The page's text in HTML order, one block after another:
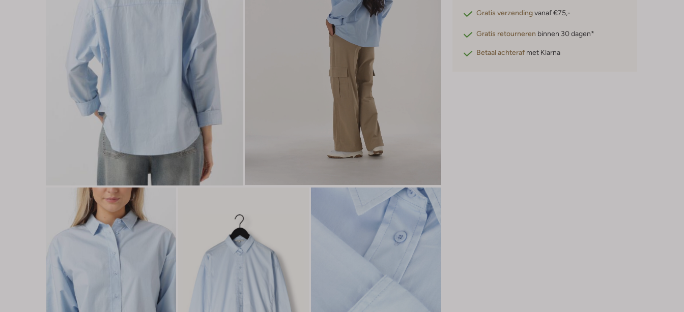
Gratis verzendingvanaf €75,-
Gratis retourneren binnen 30 dagen*
Betaal achteraf met Klarna